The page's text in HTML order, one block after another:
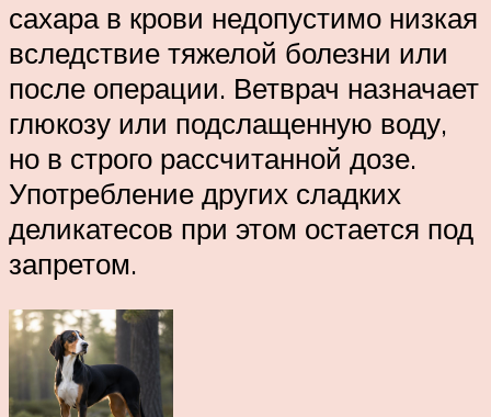
сахара в крови недопустимо низкая
вследствие тяжелой болезни или
после операции. Ветврач назначает
глюкозу или подслащенную воду,
но в строго рассчитанной дозе.
Употребление других сладких
деликатесов при этом остается под
запретом.